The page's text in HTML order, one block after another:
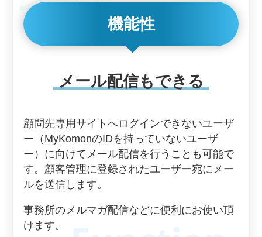
機能性
メール配信もできる
顧問先専用サイトへログインできないユーザ
ー（MyKomonのIDを持っていないユーザ
ー）に向けてメール配信を行うことも可能で
す。顧客管理に登録されたユーザー宛にメー
ルを送信します。
事務所のメルマガ配信などに便利にお使い頂
けます。